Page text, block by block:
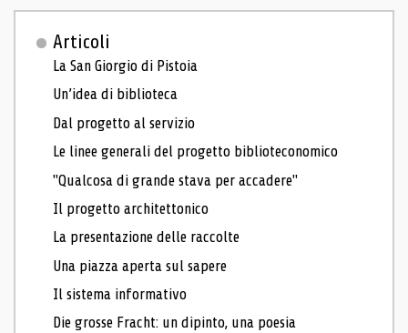
Articoli
La San Giorgio di Pistoia
Un’idea di biblioteca
Dal progetto al servizio
Le linee generali del progetto biblioteconomico
"Qualcosa di grande stava per accadere"
Il progetto architettonico
La presentazione delle raccolte
Una piazza aperta sul sapere
Il sistema informativo
Die grosse Fracht: un dipinto, una poesia